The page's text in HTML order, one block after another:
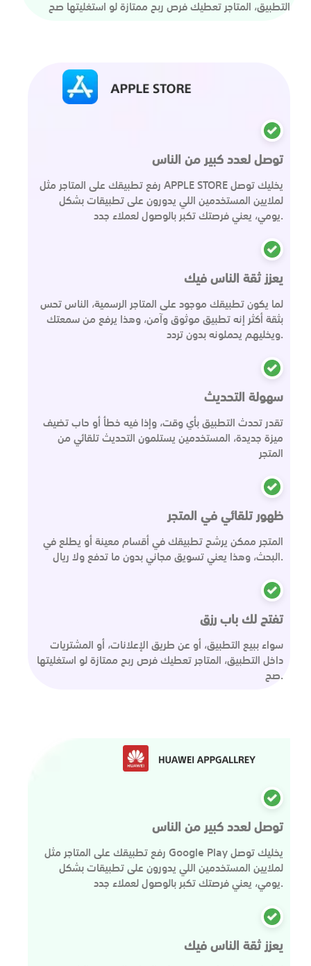
التطبيق، المتاجر تعطيك فرص ربح ممتازة لو استغليتها صح
توصل لعدد كبير من الناس
رفع تطبيقك على المتاجر مثل APPLE STORE يخليك توصل
لملايين المستخدمين اللي يدورون على تطبيقات بشكل
يومي، يعني فرصتك تكبر بالوصول لعملاء جدد.
يعزز ثقة الناس فيك
لما يكون تطبيقك موجود على المتاجر الرسمية، الناس تحس
بثقة أكثر إنه تطبيق موثوق وآمن، وهذا يرفع من سمعتك
ويخليهم يحملونه بدون تردد.
سهولة التحديث
تقدر تحدث التطبيق بأي وقت، وإذا فيه خطأ أو حاب تضيف
ميزة جديدة، المستخدمين يستلمون التحديث تلقائي من
المتجر
ظهور تلقائي في المتجر
المتجر ممكن يرشح تطبيقك في أقسام معينة أو يطلع في
البحث، وهذا يعني تسويق مجاني بدون ما تدفع ولا ريال.
تفتح لك باب رزق
سواء ببيع التطبيق، أو عن طريق الإعلانات، أو المشتريات
داخل التطبيق، المتاجر تعطيك فرص ربح ممتازة لو استغليتها
صح.
توصل لعدد كبير من الناس
رفع تطبيقك على المتاجر مثل Google Play يخليك توصل
لملايين المستخدمين اللي يدورون على تطبيقات بشكل
يومي، يعني فرصتك تكبر بالوصول لعملاء جدد.
يعزز ثقة الناس فيك